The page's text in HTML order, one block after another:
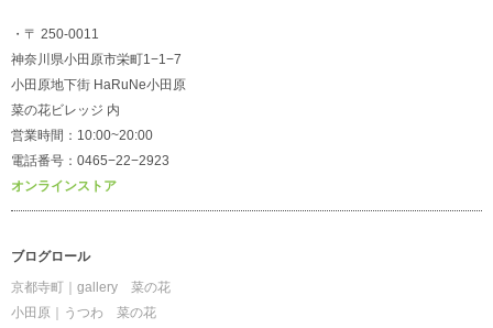
・〒 250-0011
神奈川県小田原市栄町1−1−7
小田原地下街 HaRuNe小田原
菜の花ビレッジ 内
営業時間：10:00~20:00
電話番号：0465−22−2923
オンラインストア
ブログロール
京都寺町｜gallery 菜の花
小田原｜うつわ 菜の花